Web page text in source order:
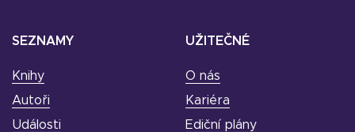
SEZNAMY
Knihy
Autoři
Události
UŽITEČNÉ
O nás
Kariéra
Ediční plány